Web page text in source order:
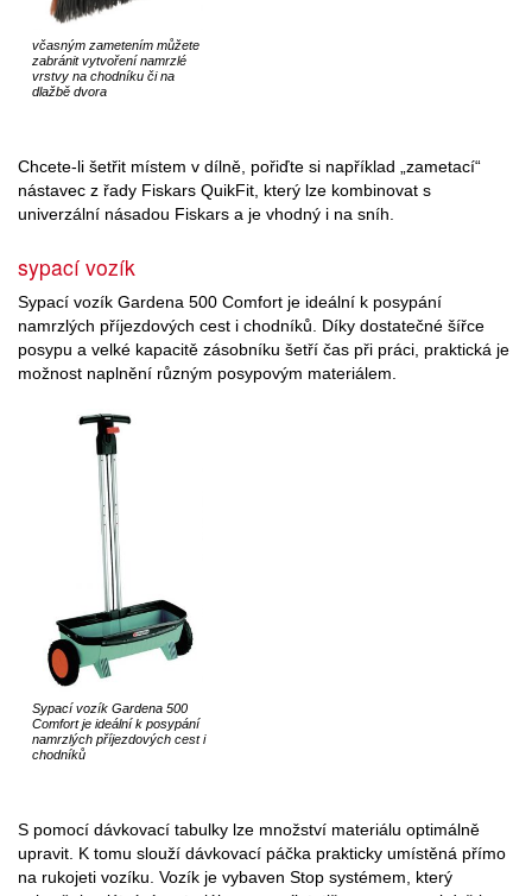
včasným zametením můžete
zabránit vytvoření namrzlé
vrstvy na chodníku či na
dlažbě dvora
Chcete-li šetřit místem v dílně, pořiďte si například „zametací“
nástavec z řady Fiskars QuikFit, který lze kombinovat s
univerzální násadou Fiskars a je vhodný i na sníh.
sypací vozík
Sypací vozík Gardena 500 Comfort je ideální k posypání
namrzlých příjezdových cest i chodníků. Díky dostatečné šířce
posypu a velké kapacitě zásobníku šetří čas při práci, praktická je
možnost naplnění různým posypovým materiálem.
Sypací vozík Gardena 500
Comfort je ideální k posypání
namrzlých příjezdových cest i
chodníků
S pomocí dávkovací tabulky lze množství materiálu optimálně
upravit. K tomu slouží dávkovací páčka prakticky umístěná přímo
na rukojeti vozíku. Vozík je vybaven Stop systémem, který